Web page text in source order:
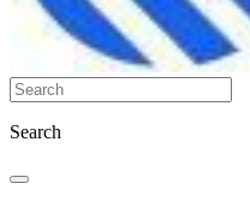
Search